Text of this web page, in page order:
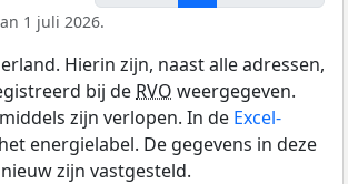
1 juli 2026.
Hierin zijn, naast alle adressen,
bij de RVO weergegeven.
zijn verlopen. In de Excel-
energielabel. De gegevens in deze
zijn vastgesteld.